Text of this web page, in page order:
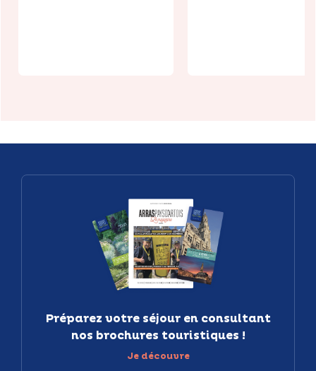
Préparez votre séjour en consultant
nos brochures touristiques !
Je découvre